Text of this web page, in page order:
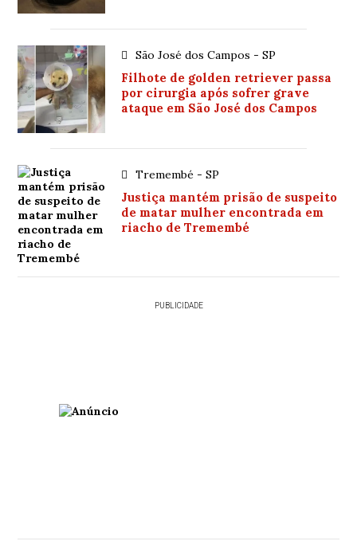
São José dos Campos - SP
Filhote de golden retriever passa
por cirurgia após sofrer grave
ataque em São José dos Campos
Tremembé - SP
Justiça mantém prisão de suspeito
de matar mulher encontrada em
riacho de Tremembé
PUBLICIDADE